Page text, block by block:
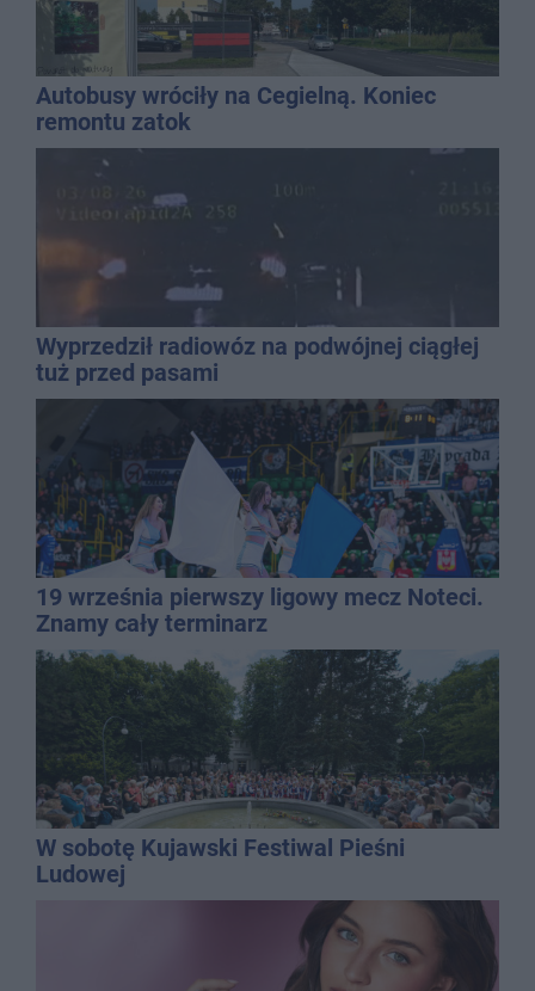
Autobusy wróciły na Cegielną. Koniec
remontu zatok
Wyprzedził radiowóz na podwójnej ciągłej
tuż przed pasami
19 września pierwszy ligowy mecz Noteci.
Znamy cały terminarz
W sobotę Kujawski Festiwal Pieśni
Ludowej